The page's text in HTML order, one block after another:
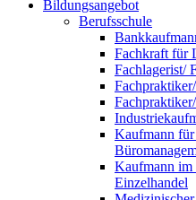
Bildungsangebot
Berufsschule
Fachkraft für
Fachlagerist/
Kaufmann
Kaufmann
Einzelhandel